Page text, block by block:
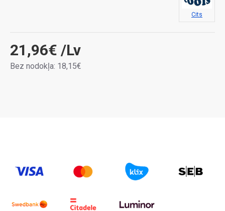
21,96€ /Lv
Bez nodokļa: 18,15€
Cits